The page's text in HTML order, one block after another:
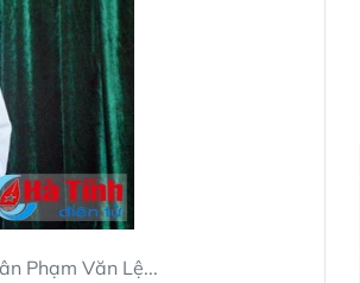
Phạm Văn Lệ...